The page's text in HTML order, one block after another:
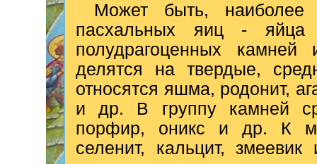
Может быть, наиболее
пасхальных яиц - яйца
полудрагоценных
делятся на твердые,
относятся яшма, родонит,
и др. В группу камней
порфир, оникс и др. К
селенит, кальцит,